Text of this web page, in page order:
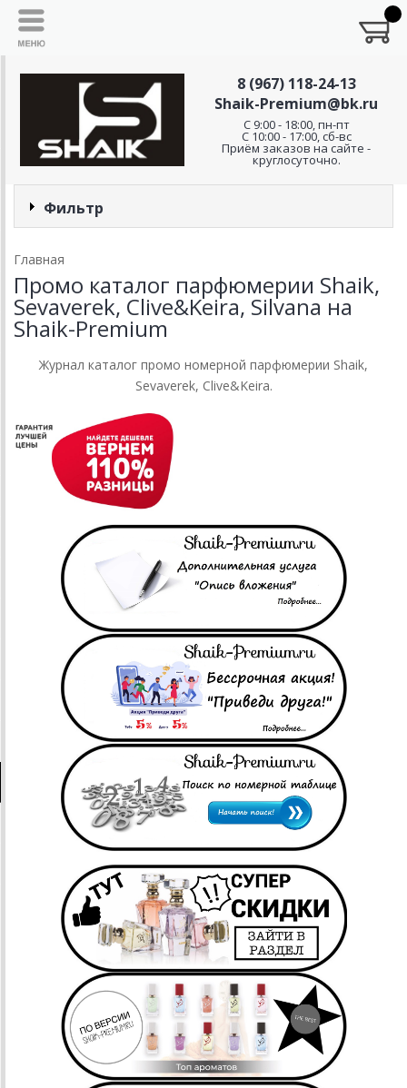
8 (967) 118-24-13
Shaik-Premium@bk.ru
C 9:00 - 18:00, пн-пт
С 10:00 - 17:00, сб-вс
Приём заказов на сайте -
круглосуточно.
Фильтр
Главная
Промо каталог парфюмерии Shaik,
Sevaverek, Clive&Keira, Silvana на
Shaik-Premium
Журнал каталог промо номерной парфюмерии Shaik,
Sevaverek, Clive&Keira.